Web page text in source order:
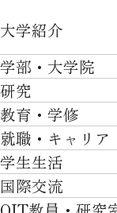
大学紹介
大学紹介TOP
OVER THE
大学について
施設一覧
社会・地域・高大
川上村での取り組み
学部・大学院
学部・大学院TOP
工学部
ロボティクス＆
情報科学部
知的財産学部
研究
研究TOP
研究について
産官学連携
教育・学修
教育・学修TOP
卒業時質保証を
自律学修
就職・キャリア
就職・キャリア
就職サポート
学生生活
学生生活TOP
国際交流